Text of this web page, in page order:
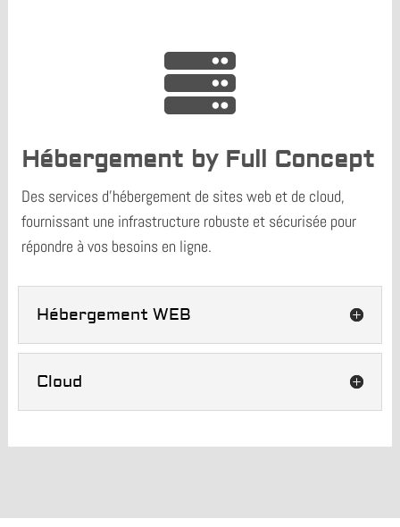

Hébergement by Full Concept
Des services d'hébergement de sites web et de cloud,
fournissant une infrastructure robuste et sécurisée pour
répondre à vos besoins en ligne.
Hébergement WEB
Cloud